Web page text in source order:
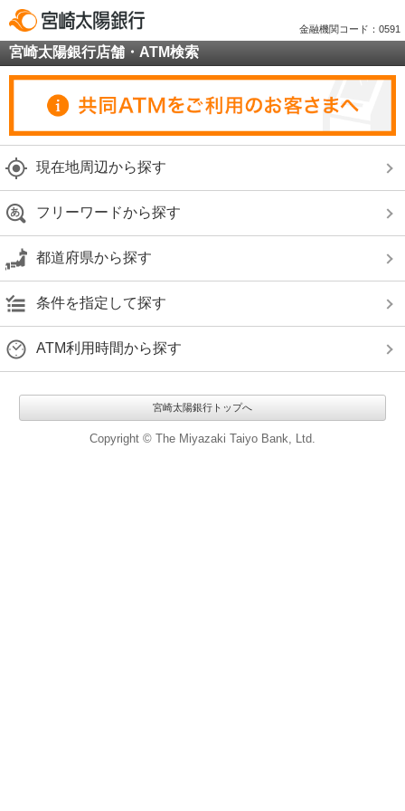
金融機関コード：0591
宮崎太陽銀行店舗・ATM検索
現在地周辺から探す
フリーワードから探す
都道府県から探す
条件を指定して探す
ATM利用時間から探す
宮崎太陽銀行トップへ
Copyright © The Miyazaki Taiyo Bank, Ltd.